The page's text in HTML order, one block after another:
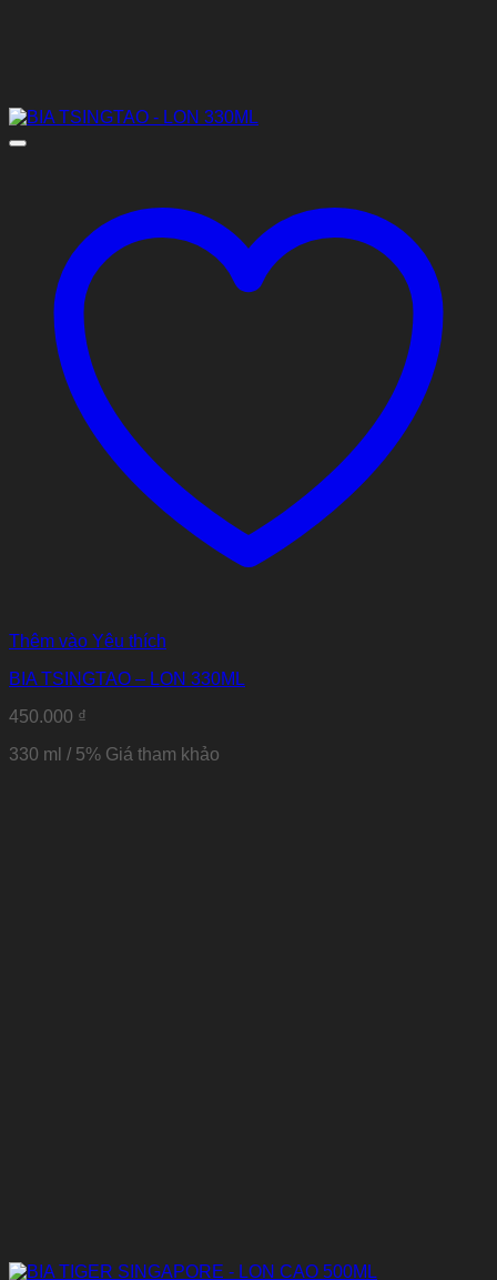
Thêm vào Yêu thích
BIA TSINGTAO – LON 330ML
450.000 ₫
330 ml / 5% Giá tham khảo